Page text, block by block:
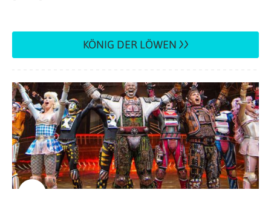
KÖNIG DER LÖWEN